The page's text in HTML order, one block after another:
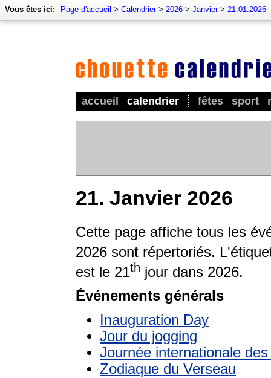
accueil calendrier fêtes sport
Vous êtes ici: Page d'accueil > Calendrier> 2026 > Janvier> 21.01.2026
21. Janvier 2026
Cette page affiche tous les
2026 sont répertoriés.
est le 21th jour dans 2026.
Événements générals
Inauguration Day
Jour du jogging
Journée internationale
Zodiaque du Verseau